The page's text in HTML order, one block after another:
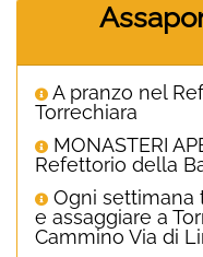
A pranzo nel
Torrechiara
MONASTERI
Refettorio della
Ogni settimana
e assaggiare a
Cammino Via di